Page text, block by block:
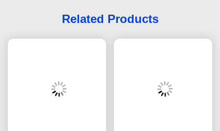
Related Products